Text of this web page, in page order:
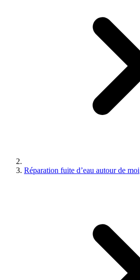
Réparation fuite d’eau autour de moi